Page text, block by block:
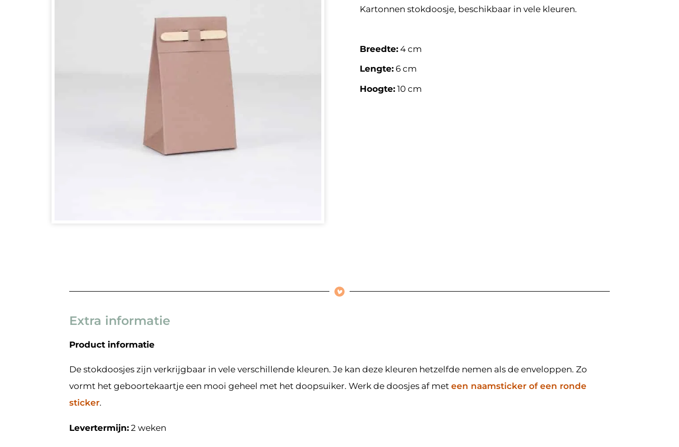
Kartonnen stokdoosje, beschikbaar in vele kleuren.
Breedte: 4 cm
Lengte: 6 cm
Hoogte: 10 cm
Extra informatie
Product informatie
De stokdoosjes zijn verkrijgbaar in vele verschillende kleuren. Je kan deze kleuren hetzelfde nemen als de enveloppen. Zo
vormt het geboortekaartje een mooi geheel met het doopsuiker. Werk de doosjes af met een naamsticker of een ronde
sticker.
Levertermijn: 2 weken